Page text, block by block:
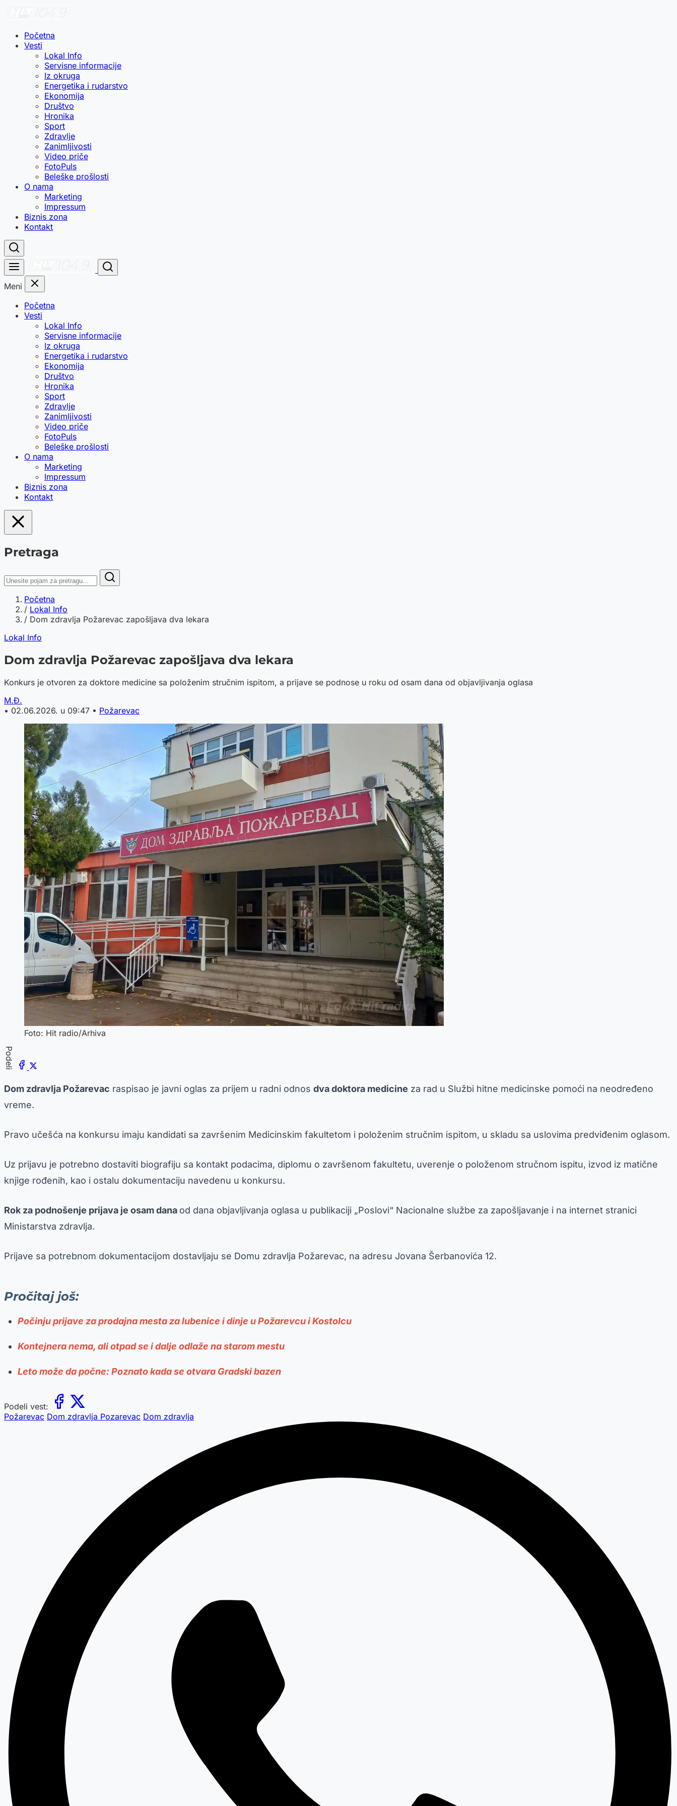
Početna
Vesti
Lokal Info
Servisne informacije
Iz okruga
Energetika i rudarstvo
Ekonomija
Društvo
Hronika
Sport
Zdravlje
Zanimljivosti
Video priče
FotoPuls
Beleške prošlosti
O nama
Marketing
Impressum
Biznis zona
Kontakt
Meni
Početna
Vesti
Lokal Info
Servisne informacije
Iz okruga
Energetika i rudarstvo
Ekonomija
Društvo
Hronika
Sport
Zdravlje
Zanimljivosti
Video priče
FotoPuls
Beleške prošlosti
O nama
Marketing
Impressum
Biznis zona
Kontakt
Pretraga
Početna
/ Lokal Info
/ Dom zdravlja Požarevac zapošljava dva lekara
Lokal Info
Dom zdravlja Požarevac zapošljava dva lekara
Konkurs je otvoren za doktore medicine sa položenim stručnim ispitom, a prijave se podnose u roku od osam dana od objavljivanja oglasa
M.Đ.
• 02.06.2026. u 09:47 • Požarevac
Foto: Hit radio/Arhiva
Podeli
Dom zdravlja Požarevac raspisao je javni oglas za prijem u radni odnos dva doktora medicine za rad u Službi hitne medicinske pomoći na neodređeno
vreme.
Pravo učešća na konkursu imaju kandidati sa završenim Medicinskim fakultetom i položenim stručnim ispitom, u skladu sa uslovima predviđenim oglasom.
Uz prijavu je potrebno dostaviti biografiju sa kontakt podacima, diplomu o završenom fakultetu, uverenje o položenom stručnom ispitu, izvod iz matične
knjige rođenih, kao i ostalu dokumentaciju navedenu u konkursu.
Rok za podnošenje prijava je osam dana od dana objavljivanja oglasa u publikaciji „Poslovi“ Nacionalne službe za zapošljavanje i na internet stranici
Ministarstva zdravlja.
Prijave sa potrebnom dokumentacijom dostavljaju se Domu zdravlja Požarevac, na adresu Jovana Šerbanovića 12.
Pročitaj još:
Počinju prijave za prodajna mesta za lubenice i dinje u Požarevcu i Kostolcu
Kontejnera nema, ali otpad se i dalje odlaže na starom mestu
Leto može da počne: Poznato kada se otvara Gradski bazen
Podeli vest:
Požarevac Dom zdravlja Pozarevac Dom zdravlja